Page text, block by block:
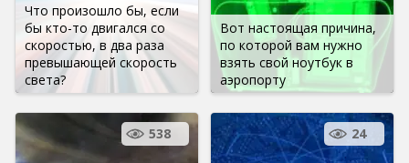
Что произошло бы, если
бы кто-то двигался со
скоростью, в два раза
превышающей скорость
света?
Вот настоящая причина,
по которой вам нужно
взять свой ноутбук в
аэропорту
538 24